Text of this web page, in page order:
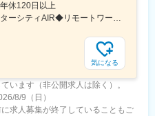
休120日以上
東京都港区赤坂1-8-1 赤坂インターシティAIR◆リモートワーク相談可◆当面転勤なし＜アクセス＞東京メトロ銀座線、南北線「溜池山王駅」直結東京メトロ千代田線、丸ノ内線「国会議事堂前駅」直結※変更の範囲：会社の定める事業所※受動喫煙対策：屋内全面禁煙◆ この求人のPOINT ◆￣￣V￣￣￣￣￣￣￣￣￣＃世界約78万人規模の大手基盤で安定性◎裁量大きく挑戦・成長できる環境＃土日祝休／連続5日以上の休暇取得も可能！／フルフレックス（コアタイムなし）＃各国から集結したノウハウを活用して、国内の先駆けとなる提案もできる
気になる
います（非公開求人は除く）。
8/9（日）
求人募集が終了していることもご